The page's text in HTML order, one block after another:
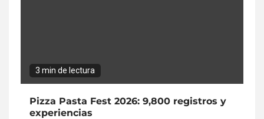
3 min de lectura
Pizza Pasta Fest 2026: 9,800 registros y
experiencias